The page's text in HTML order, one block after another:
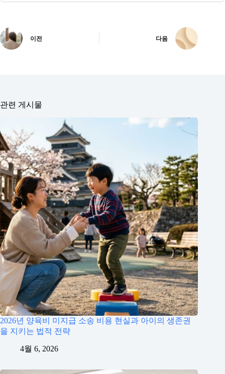
이전 다음
관련 게시물
2026년 양육비 미지급 소송 비용 현실과 아이의 생존권
을 지키는 법적 전략
4월 6, 2026